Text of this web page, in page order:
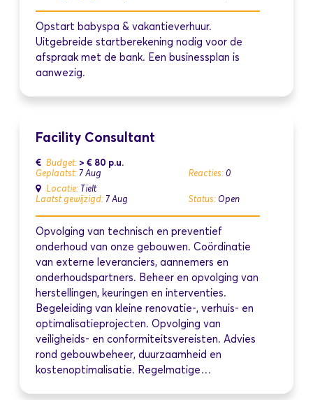
Opstart babyspa & vakantieverhuur.
Uitgebreide startberekening nodig voor de
afspraak met de bank. Een businessplan is
aanwezig.
Facility Consultant
Budget: > € 80 p.u.
Geplaatst: 7 Aug Reacties: 0
Locatie: Tielt
Laatst gewijzigd: 7 Aug Status: Open
Opvolging van technisch en preventief
onderhoud van onze gebouwen. Coördinatie
van externe leveranciers, aannemers en
onderhoudspartners. Beheer en opvolging van
herstellingen, keuringen en interventies.
Begeleiding van kleine renovatie-, verhuis- en
optimalisatieprojecten. Opvolging van
veiligheids- en conformiteitsvereisten. Advies
rond gebouwbeheer, duurzaamheid en
kostenoptimalisatie. Regelmatige…